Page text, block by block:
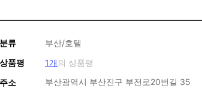
분류
부산/호텔
상품평
1개의 상품평
주소
부산광역시 부산진구 부전로20번길 35